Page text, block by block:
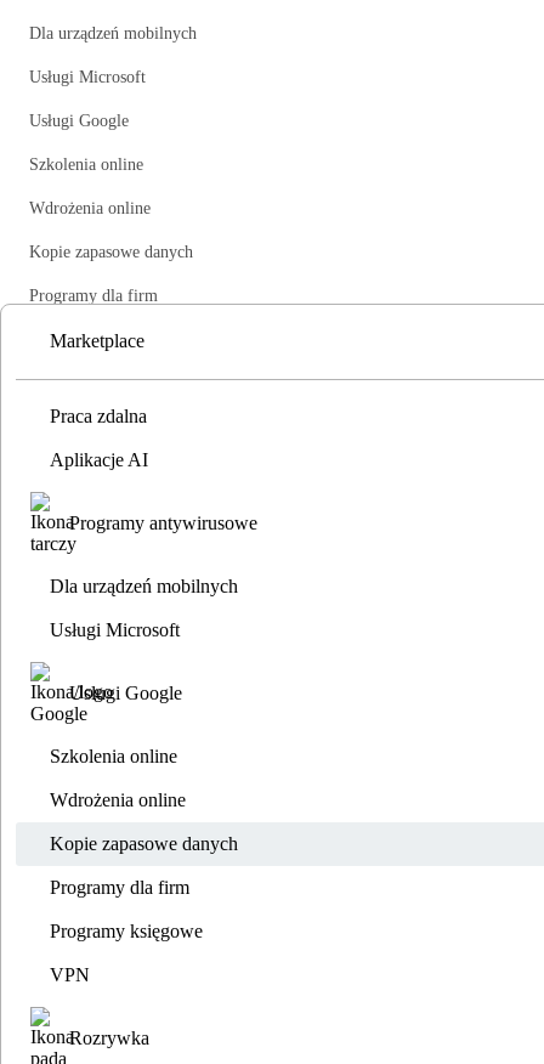
Marketplace
Praca zdalna
Aplikacje AI
Programy antywirusowe
Dla urządzeń mobilnych
Usługi Microsoft
Usługi Google
Szkolenia online
Wdrożenia online
Kopie zapasowe danych
Programy dla firm
Programy księgowe
VPN
Rozrywka
Dla urządzeń mobilnych
Usługi Microsoft
Usługi Google
Szkolenia online
Wdrożenia online
Kopie zapasowe danych
Programy dla firm
Zobacz wszystkie